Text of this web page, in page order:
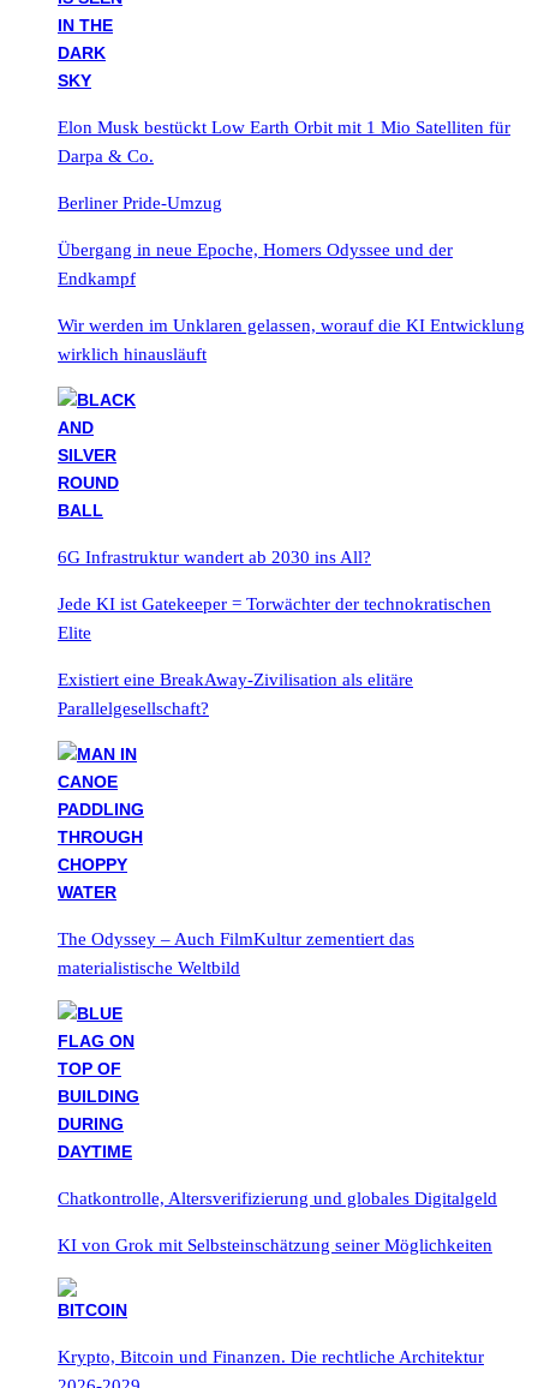
Elon Musk bestückt Low Earth Orbit mit 1 Mio Satelliten für
Darpa & Co.
Berliner Pride-Umzug
Übergang in neue Epoche, Homers Odyssee und der
Endkampf
Wir werden im Unklaren gelassen, worauf die KI Entwicklung
wirklich hinausläuft
6G Infrastruktur wandert ab 2030 ins All?
Jede KI ist Gatekeeper = Torwächter der technokratischen
Elite
Existiert eine BreakAway-Zivilisation als elitäre
Parallelgesellschaft?
The Odyssey – Auch FilmKultur zementiert das
materialistische Weltbild
Chatkontrolle, Altersverifizierung und globales Digitalgeld
KI von Grok mit Selbsteinschätzung seiner Möglichkeiten
Krypto, Bitcoin und Finanzen. Die rechtliche Architektur